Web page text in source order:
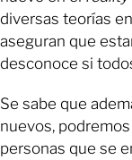
diversas teorías
aseguran que
desconoce si
Se sabe que
nuevos,
personas que se